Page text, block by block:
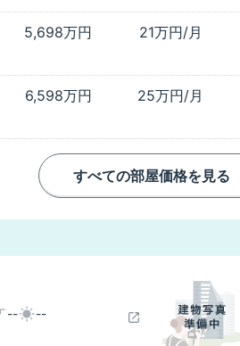
5,698万円 21万円/月
6,598万円 25万円/月
すべての部屋価格を見る
-- --